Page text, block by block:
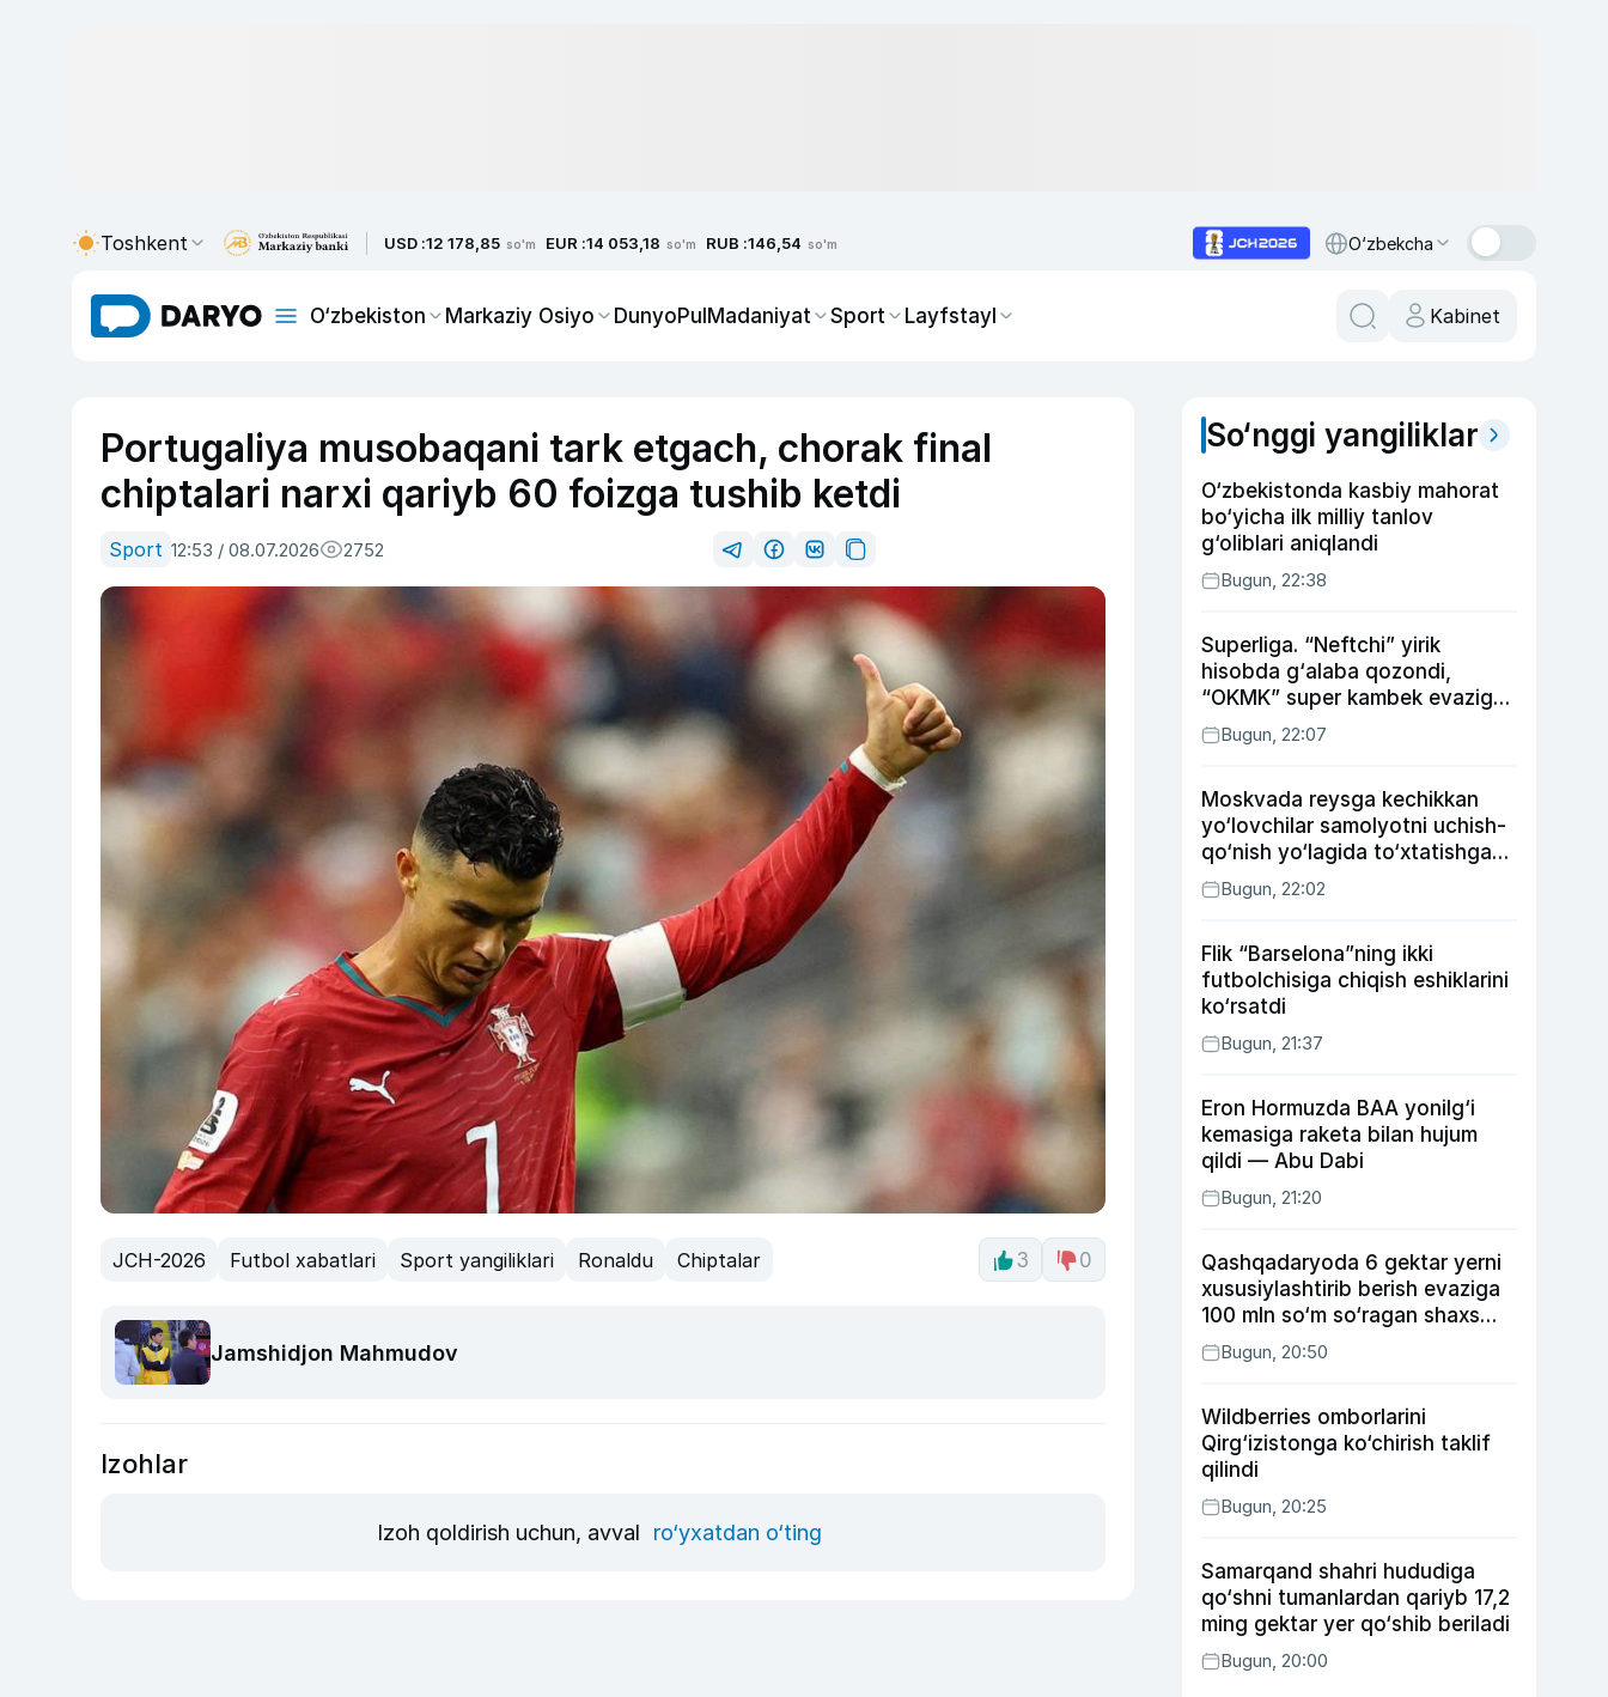
Toshkent USD :12 178,85 so'm EUR :14 053,18 so'm RUB :146,54 so'm O‘zbekcha
O‘zbekiston Markaziy Osiyo DunyoPulMadaniyat Sport Layfstayl Kabinet
Portugaliya musobaqani tark etgach, chorak final
chiptalari narxi qariyb 60 foizga tushib ketdi
Sport 12:53 / 08.07.2026 2752
JCH-2026 Futbol xabatlari Sport yangiliklari Ronaldu Chiptalar 3 0
Jamshidjon Mahmudov
Izohlar
Izoh qoldirish uchun, avval ro‘yxatdan o‘ting
So‘nggi yangiliklar
O‘zbekistonda kasbiy mahorat
bo‘yicha ilk milliy tanlov
g‘oliblari aniqlandi
Bugun, 22:38
Superliga. “Neftchi” yirik
hisobda g‘alaba qozondi,
“OKMK” super kambek evaziga
“Bunyodkor”dan ustun keldi,
“Nasaf” durang qayd etdi
Bugun, 22:07
Moskvada reysga kechikkan
yo‘lovchilar samolyotni uchish-
qo‘nish yo‘lagida to‘xtatishga
urindi (video)
Bugun, 22:02
Flik “Barselona”ning ikki
futbolchisiga chiqish eshiklarini
ko‘rsatdi
Bugun, 21:37
Eron Hormuzda BAA yonilg‘i
kemasiga raketa bilan hujum
qildi — Abu Dabi
Bugun, 21:20
Qashqadaryoda 6 gektar yerni
xususiylashtirib berish evaziga
100 mln so‘m so‘ragan shaxs
ushlandi
Bugun, 20:50
Wildberries omborlarini
Qirg‘izistonga ko‘chirish taklif
qilindi
Bugun, 20:25
Samarqand shahri hududiga
qo‘shni tumanlardan qariyb 17,2
ming gektar yer qo‘shib beriladi
Bugun, 20:00